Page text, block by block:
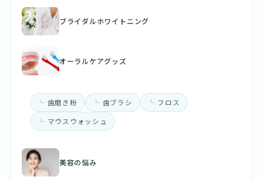
ブライダルホワイトニング
オーラルケアグッズ
歯磨き粉 歯ブラシ
フロス
マウスウォッシュ
美容の悩み